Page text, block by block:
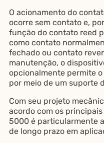
O acionamento do
ocorre sem contato e,
função do contato reed
como contato
fechado ou contato
manutenção, o
opcionalmente permite
por meio de um suporte
Com seu projeto
acordo com os
5000 é particularmente
de longo prazo em